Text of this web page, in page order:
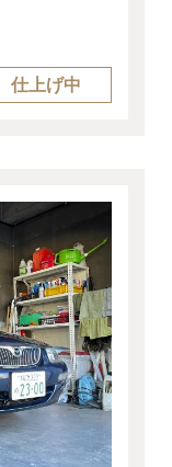
仕上げ中